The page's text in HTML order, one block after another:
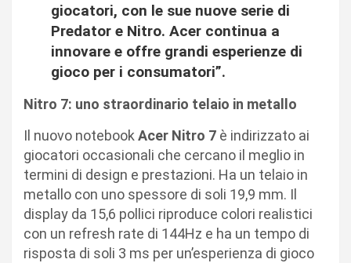
giocatori, con le sue nuove serie di
Predator e Nitro. Acer continua a
innovare e offre grandi esperienze di
gioco per i consumatori”.
Nitro 7: uno straordinario telaio in metallo
Il nuovo notebook Acer Nitro 7 è indirizzato ai
giocatori occasionali che cercano il meglio in
termini di design e prestazioni. Ha un telaio in
metallo con uno spessore di soli 19,9 mm. Il
display da 15,6 pollici riproduce colori realistici
con un refresh rate di 144Hz e ha un tempo di
risposta di soli 3 ms per un’esperienza di gioco